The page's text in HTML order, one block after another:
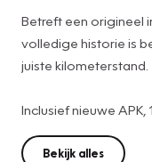
Betreft een origineel in Nederland geleverde auto, dus
volledige historie is
juiste kilometerstand.
Inclusief nieuwe
ter naam stellen van
Bekijk alles